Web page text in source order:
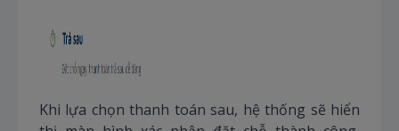
Khi lựa chọn thanh toán sau, hệ thống sẽ hiển